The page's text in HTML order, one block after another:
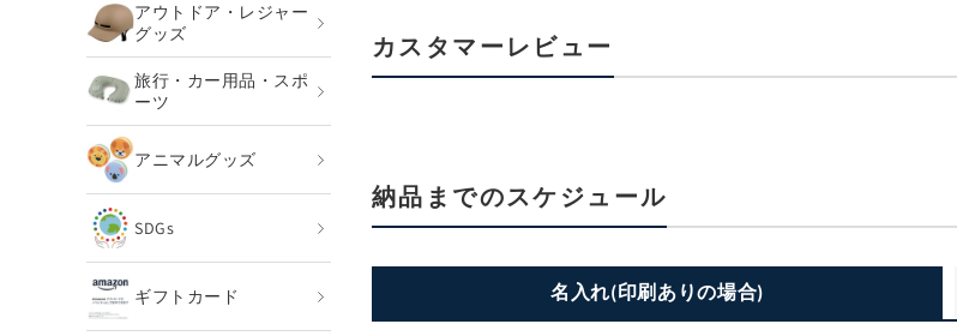
アウトドア・レジャー
グッズ
旅行・カー用品・スポ
ーツ
アニマルグッズ
SDGs
ギフトカード
カスタマーレビュー
納品までのスケジュール
名入れ(印刷ありの場合)